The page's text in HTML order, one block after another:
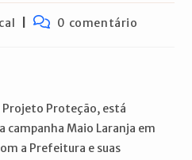
Comentários
0 comentário
Projeto Proteção, está
Maio Laranja em
a Prefeitura e suas